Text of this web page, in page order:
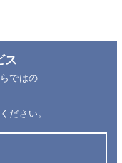
ス
ではの
ださい。